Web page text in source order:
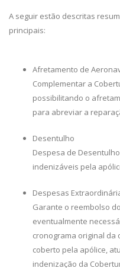
A seguir estão descritas
principais:
Afretamento de
Complementar a
possibilitando o
para abreviar a
Desentulho
Despesa de
indenizáveis pela
Despesas
Garante o reembolso
eventualmente
cronograma original da
coberto pela apólice,
indenização da